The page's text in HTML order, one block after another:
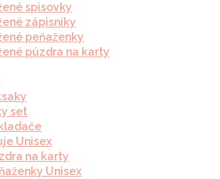
spisovky
zápisníky
peňaženky
púzdra na karty
set
Unisex
na karty
Unisex